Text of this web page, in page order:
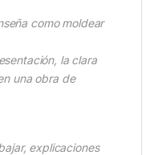
como moldear
la clara
una obra de
explicaciones